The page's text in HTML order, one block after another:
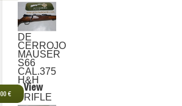
DE
CERROJO
MAUSER
S66
CAL.375
H&H
€
View
RIFLE